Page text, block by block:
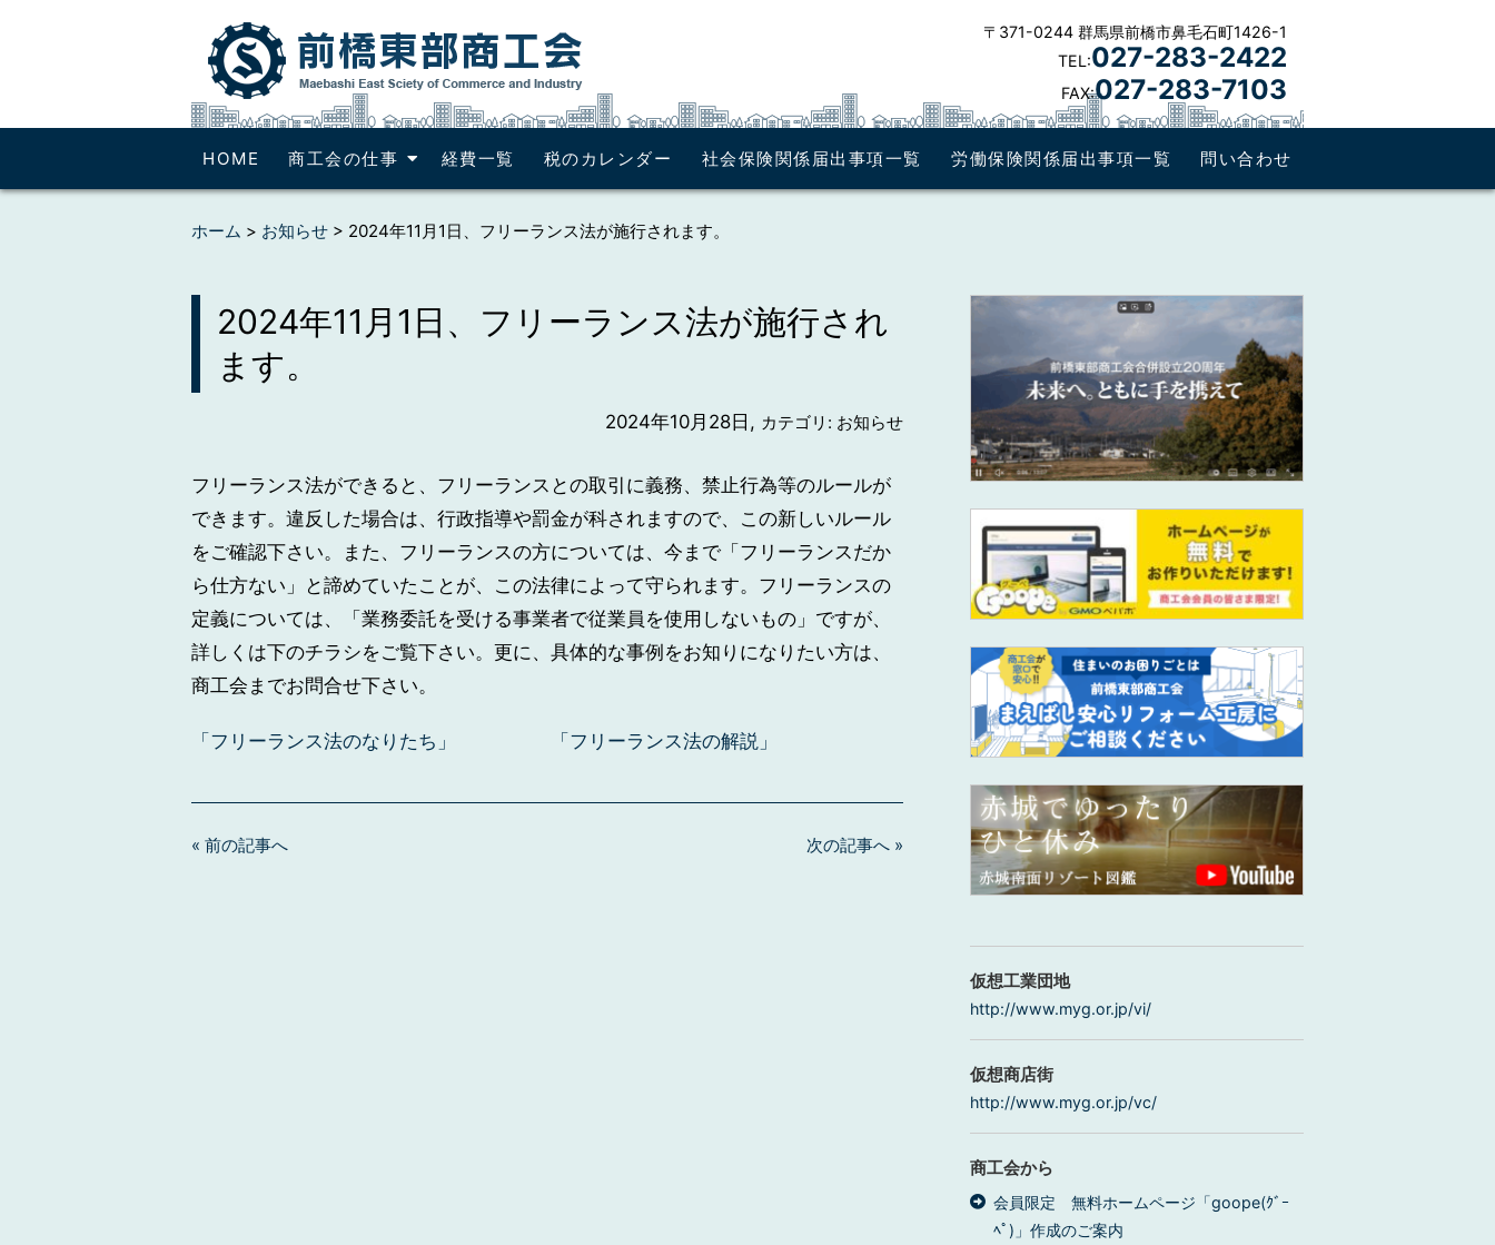
〒371-0244 群馬県前橋市鼻毛石町1426-1
TEL:027-283-2422
FAX:027-283-7103
HOME 商工会の仕事 経費一覧 税のカレンダー 社会保険関係届出事項一覧 労働保険関係届出事項一覧 問い合わせ
ホーム > お知らせ > 2024年11月1日、フリーランス法が施行されます。
2024年11月1日、フリーランス法が施行され
ます。
2024年10月28日, カテゴリ: お知らせ
フリーランス法ができると、フリーランスとの取引に義務、禁止行為等のルールが
できます。違反した場合は、行政指導や罰金が科されますので、この新しいルール
をご確認下さい。また、フリーランスの方については、今まで「フリーランスだか
ら仕方ない」と諦めていたことが、この法律によって守られます。フリーランスの
定義については、「業務委託を受ける事業者で従業員を使用しないもの」ですが、
詳しくは下のチラシをご覧下さい。更に、具体的な事例をお知りになりたい方は、
商工会までお問合せ下さい。
「フリーランス法のなりたち」 「フリーランス法の解説」
投
« 前の記事へ 次の記事へ »
仮想工業団地
http://www.myg.or.jp/vi/
仮想商店街
http://www.myg.or.jp/vc/
商工会から
会員限定 無料ホームページ「goope(ｸﾞｰ
ﾍﾟ)」作成のご案内